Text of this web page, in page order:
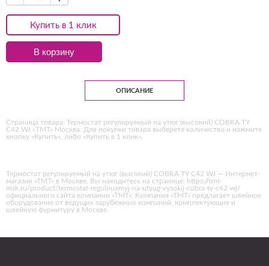
Купить в 1 клик
В корзину
ОПИСАНИЕ
Страница товара: Термостат регулируемый на утюг (высокий) COBRA TY
C42 WJ «ТМТ» Москва. Для покупки товара выберете количество и нажмите
кнопку «Купить», либо «Купить в 1 клик».
Термостат регулируемый на утюг (высокий) COBRA TY C42 WJ — Интернет-
магазин «ТМТ» в Москве. Вы находитесь на странице: https://tmt-
msk.ru/product/termostat-reguliruemyj-na-utyug-vysokij-cobra-ty-c42-wj/
официального сайта компании «ТМТ». Компания «ТМТ» предлагает швейное
оборудование от ведущих зарубежных компаний, комплектующие и
швейную фурнитуру в Москве.